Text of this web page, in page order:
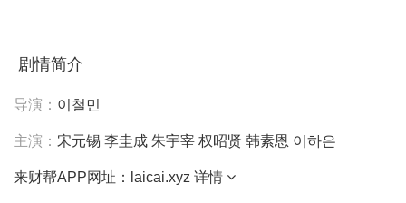
剧情简介
导演： 이철민
主演： 宋元锡 李圭成 朱宇宰 权昭贤 韩素恩 이하은
来财帮APP网址：laicai.xyz 详情